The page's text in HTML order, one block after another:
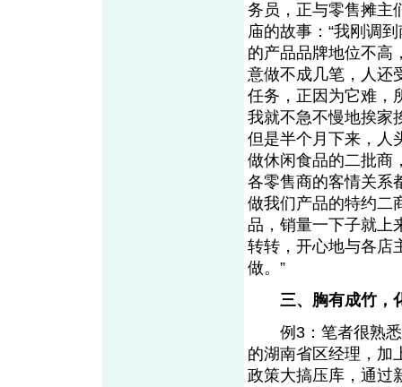
务员，正与零售摊主
庙的故事：“我刚调
的产品品牌地位不高
意做不成几笔，人还
任务，正因为它难，
我就不急不慢地挨家
但是半个月下来，人
做休闲食品的二批商
各零售商的客情关系
做我们产品的特约二
品，销量一下子就上
转转，开心地与各店
做。”
三、胸有成竹，
例3：笔者很熟悉
的湖南省区经理，加
政策大搞压库，通过